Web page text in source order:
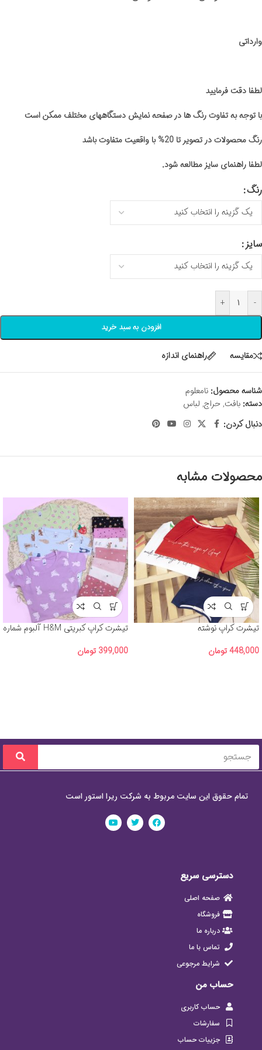
وارداتی
لطفا دقت فرمایید
با توجه به تفاوت رنگ ها در صفحه نمایش دستگاههای مختلف ممکن است
رنگ محصولات در تصویر تا 20% با واقعیت متفاوت باشد
لطفا راهنمای سایز مطالعه شود.
رنگ
سایز
-
+
افزودن به سبد خرید
مقايسه راهنمای اندازه
شناسه محصول: نامعلوم
دسته: بافت,حراج, لباس
دنبال کردن:
محصولات مشابه
تیشرت کراپ نوشته
448,000تومان
تیشرت کراپ کبریتی H&M آلبوم شماره
399,000 تومان
تمام حقوق این سایت مربوط به شرکت ریرا استور است
دسترسی سریع
صفحه اصلی
فروشگاه
درباره ما
تماس با ما
شرایط مرجوعی
حساب من
حساب کاربری
سفارشات
جزییات حساب